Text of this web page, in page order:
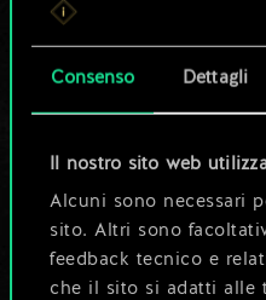
Consenso Dettagli
Il nostro sito web
Alcuni sono necessari
sito. Altri sono
feedback tecnico e
che il sito si adatti alle
Dai un nome al